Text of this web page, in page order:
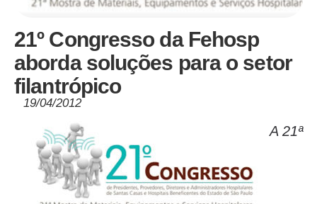
21º Congresso da Fehosp
aborda soluções para o setor
filantrópico
19/04/2012
A 21ª